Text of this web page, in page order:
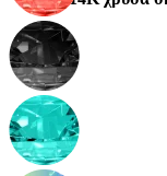
Αγόρασε